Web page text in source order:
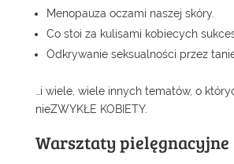
Menopauza oczami naszej skóry.
Co stoi za kulisami kobiecych
Odkrywanie seksualności przez
…i wiele, wiele innych tematów, o
nieZWYKŁE KOBIETY.
Warsztaty pielęgnacyjne